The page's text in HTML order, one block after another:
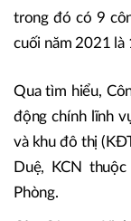
trong đó có 9
cuối năm 2021 là
Qua tìm hiểu,
động chính lĩnh
và khu đô thị
Duệ, KCN
Phòng.
Còn Công ty